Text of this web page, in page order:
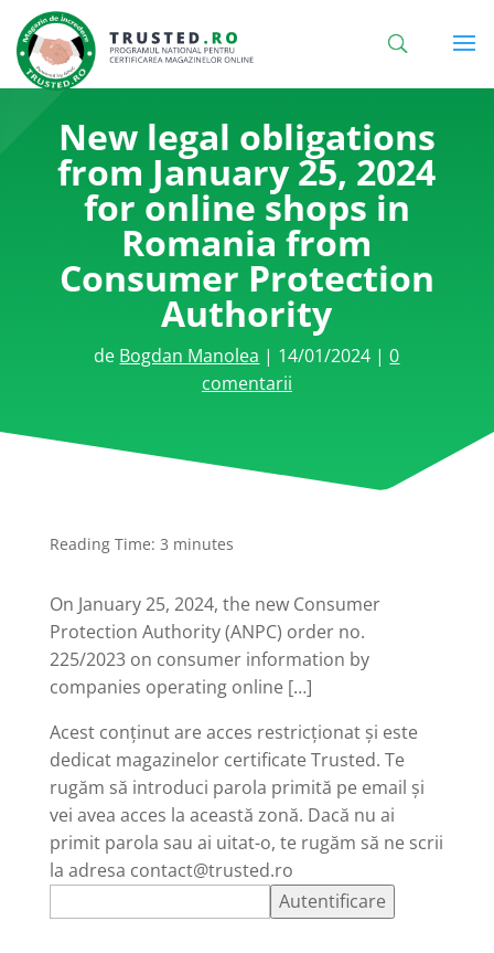
New legal obligations
from January 25, 2024
for online shops in
Romania from
Consumer Protection
Authority
de Bogdan Manolea | 14/01/2024 |0
comentarii
Reading Time: 3 minutes
On January 25, 2024, the new Consumer
Protection Authority (ANPC) order no.
225/2023 on consumer information by
companies operating online […]
Acest conținut are acces restricționat și este
dedicat magazinelor certificate Trusted. Te
rugăm să introduci parola primită pe email și
vei avea acces la această zonă. Dacă nu ai
primit parola sau ai uitat-o, te rugăm să ne scrii
la adresa contact@trusted.ro